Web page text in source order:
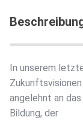
In unserem
angelehnt an
Bildung, der